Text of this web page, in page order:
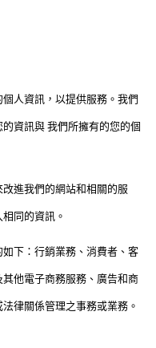
人資訊，以提供服務。我們
資訊與 我們所擁有的您的個
進我們的網站和相關的服
同的資訊。
下：行銷業務、消費者、客
他電子商務服務、廣告和商
律關係管理之事務或業務。